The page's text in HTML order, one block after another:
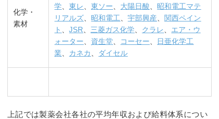
化学・
素材
学 、東レ 、東ソー 大陽日酸
昭和電工マテ
リアルズ
昭和電工 、宇部興産
関西ペイン
ト
、JSR 三菱ガス化学 クラレ
エア・ウ
ォーター
資生堂 コーセー
日亜化学工
業
カネカ ダイセル
上記では製薬会社各社の平均年収および給料体系につい